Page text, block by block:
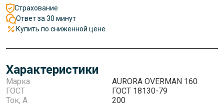
Страхование
Ответ за 30 минут
Купить по сниженной цене
Характеристики
Марка
AURORA OVERMAN 160
ГОСТ
ГОСТ 18130-79
Ток, А
200